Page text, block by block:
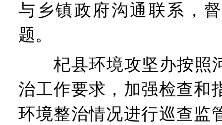
与乡镇政府沟通联系，
题。
杞县环境攻坚办按照
治工作要求，加强检查和
环境整治情况进行巡查监